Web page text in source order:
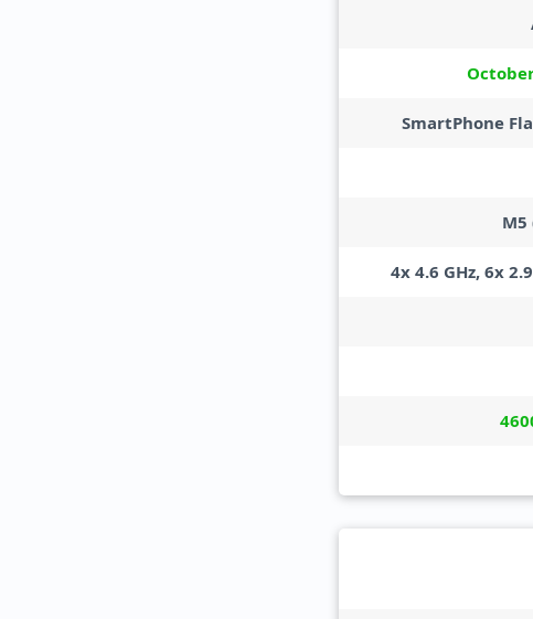
SmartPhone
M5
4x 4.6 GHz, 6x